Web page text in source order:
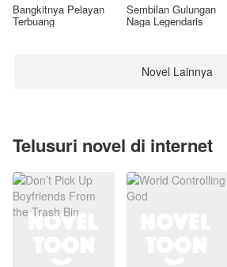
Bangkitnya Pelayan
Terbuang
Sembilan Gulungan
Naga Legendaris
Novel Lainnya
Telusuri novel di internet